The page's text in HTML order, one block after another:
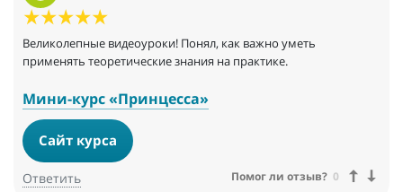
Великолепные видеоуроки! Понял, как важно уметь
применять теоретические знания на практике.
Мини-курс «Принцесса»
Сайт курса
Ответить Помог ли отзыв? 0